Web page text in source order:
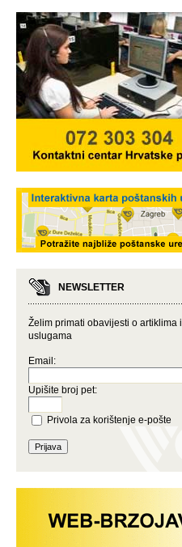
NEWSLETTER
Želim primati obavijesti o artiklima i
uslugama
Email:
Upišite broj pet:
Privola za korištenje e-pošte